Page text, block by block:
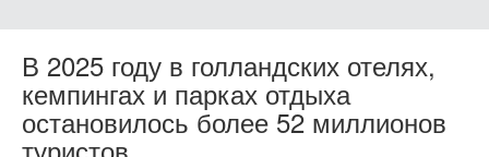
В 2025 году в голландских отелях,
кемпингах и парках отдыха
остановилось более 52 миллионов